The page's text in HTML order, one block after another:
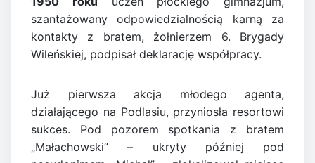
szantażowany odpowiedzialnością karną za
kontakty z bratem, żołnierzem 6. Brygady
Wileńskiej, podpisał deklarację współpracy.
Już pierwsza akcja młodego agenta,
działającego na Podlasiu, przyniosła resortowi
sukces. Pod pozorem spotkania z bratem
„Małachowski” – ukryty później pod